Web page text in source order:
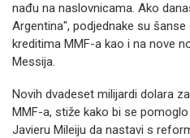
nađu na naslovnicama. Ako
Argentina", podjednake su
kreditima MMF-a kao i na nove
Messija.
Novih dvadeset milijardi dolara
MMF-a, stiže kako bi se
Javieru Mileiju da nastavi s